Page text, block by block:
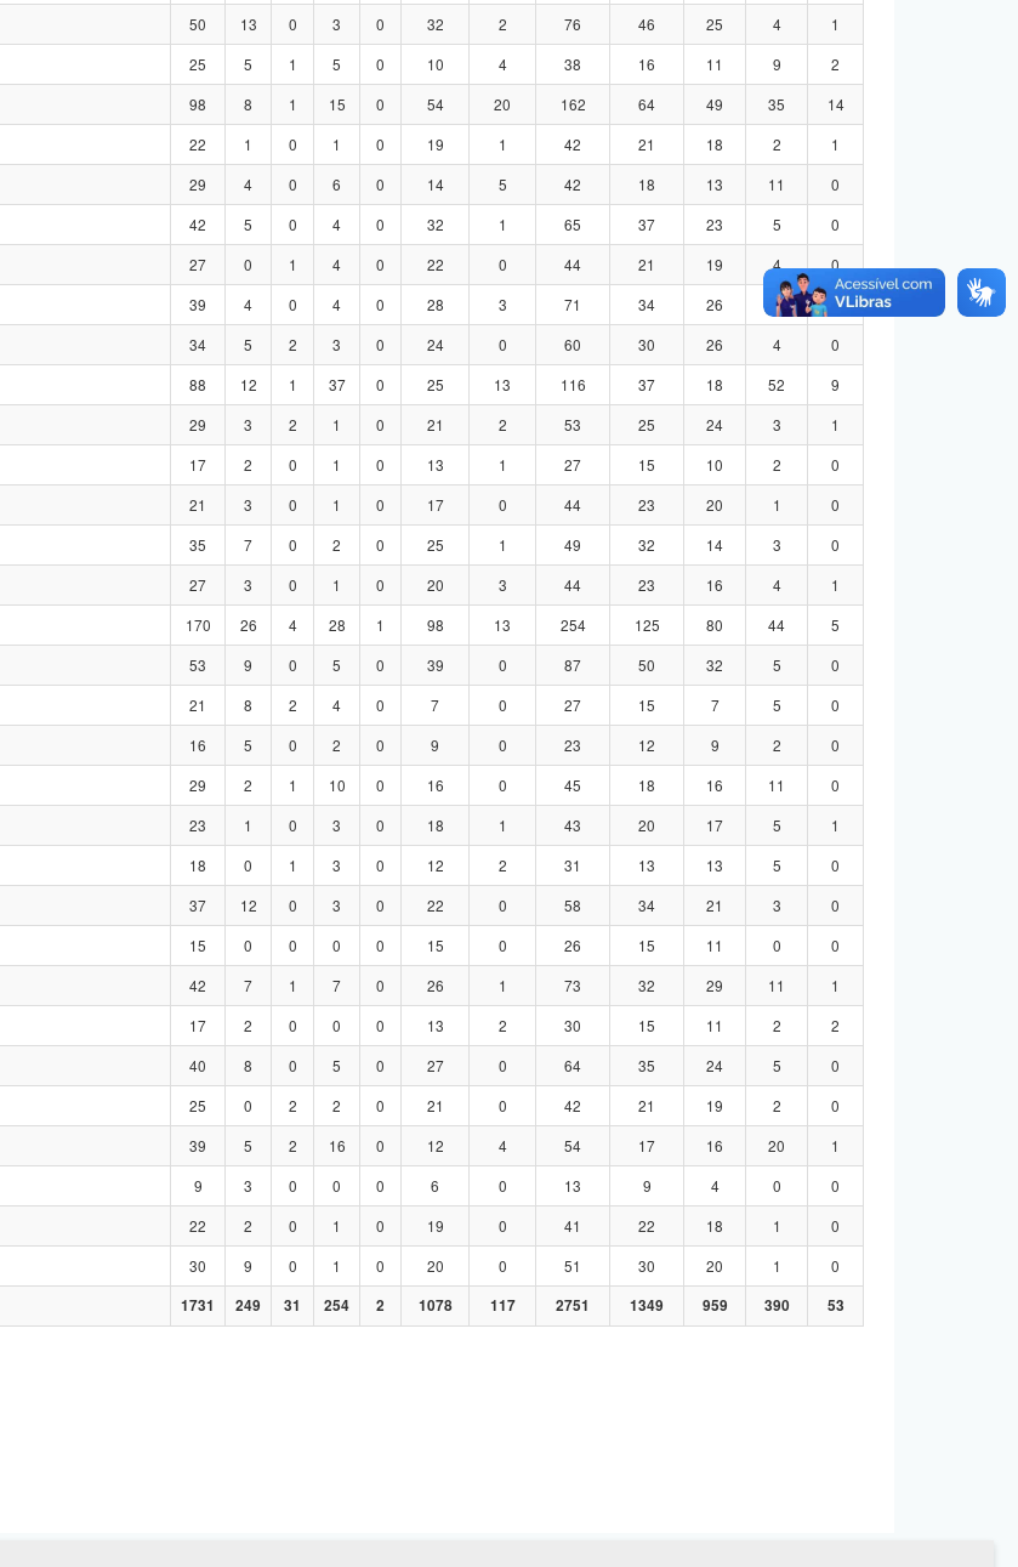
50 13 0 3 0 32 2 76 46 25 4
1
25 5 1 5 0 10 4 38 16 11 9
2
98 8 1 15 0 54 20 162 64 49 35
14
22 1 0 1 0 19 1 42 21 18 2
1
29 4 0 6 0 14 5 42 18 13 11
0
42 5 0 4 0 32 1 65 37 23 5
0
27 0 1 4 0 22 0 44 21 19 4
0
39 4 0 4 0 28 3 71 34 26 8
3
34 5 2 3 0 24 0 60 30 26 4
0
88 12 1 37 0 25 13 116 37 18 52
9
29 3 2 1 0 21 2 53 25 24 3
1
17 2 0 1 0 13 1 27 15 10 2
0
21 3 0 1 0 17 0 44 23 20 1
0
35 7 0 2 0 25 1 49 32 14 3
0
27 3 0 1 0 20 3 44 23 16 4
1
170 26 4 28 1 98 13 254 125 80 44
5
53 9 0 5 0 39 0 87 50 32 5
0
21 8 2 4 0 7 0 27 15 7 5
0
16 5 0 2 0 9 0 23 12 9 2
0
29 2 1 10 0 16 0 45 18 16 11
0
23 1 0 3 0 18 1 43 20 17 5
1
18 0 1 3 0 12 2 31 13 13 5
0
37 12 0 3 0 22 0 58 34 21 3
0
15 0 0 0 0 15 0 26 15 11 0
0
42 7 1 7 0 26 1 73 32 29 11
1
17 2 0 0 0 13 2 30 15 11 2
2
40 8 0 5 0 27 0 64 35 24 5
0
25 0 2 2 0 21 0 42 21 19 2
0
39 5 2 16 0 12 4 54 17 16 20
1
9 3 0 0 0 6 0 13 9 4 0
0
22 2 0 1 0 19 0 41 22 18 1
0
30 9 0 1 0 20 0 51 30 20 1
0
1731 249 31 254 2 1078 117 2751 1349 959 390 53